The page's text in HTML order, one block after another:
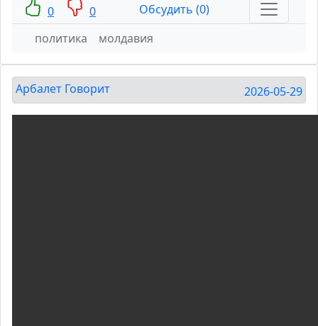
0 0
Обсудить (0)
политика
молдавия
Арбалет Говорит 2026-05-29